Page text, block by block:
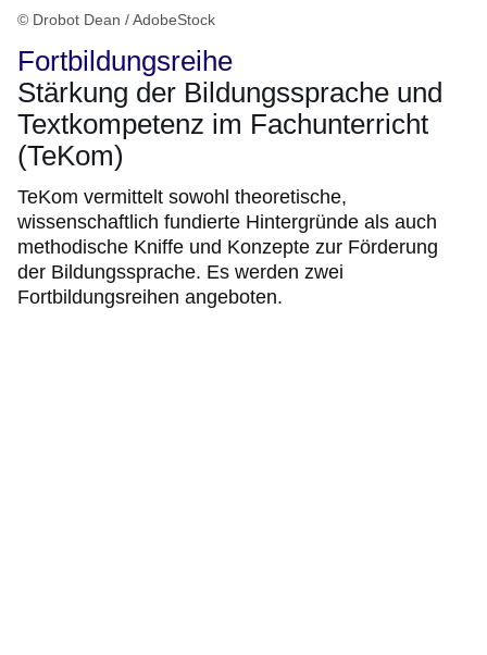
© Drobot Dean / AdobeStock
Fortbildungsreihe
Stärkung der Bildungssprache und
Textkompetenz im Fachunterricht
(TeKom)
TeKom vermittelt sowohl theoretische,
wissenschaftlich fundierte Hintergründe als auch
methodische Kniffe und Konzepte zur Förderung
der Bildungssprache. Es werden zwei
Fortbildungsreihen angeboten.